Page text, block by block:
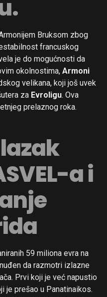
Bruksom zbog
francuskog
je do mogućnosti da
okolnostima, Armoni
velikana, koji još uvek
za Evroligu. Ova
prelaznog roka.
a i
59 miliona evra na
da razmotri izlazne
Prvi koji je već napustio
je prešao u Panatinaikos.